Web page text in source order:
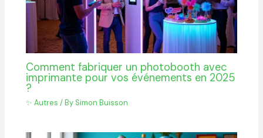
Comment fabriquer un photobooth avec
imprimante pour vos événements en 2025
?
✨ Autres / By Simon Buisson